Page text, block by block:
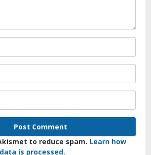
to reduce spam. Learn how
is processed.